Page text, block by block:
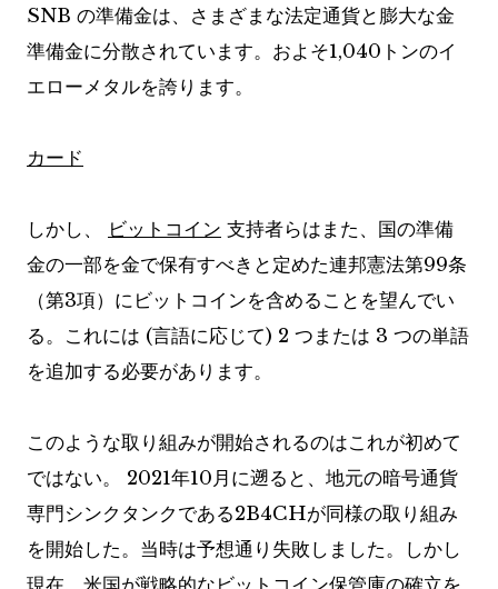
SNB の準備金は、さまざまな法定通貨と膨大な金
準備金に分散されています。およそ1,040トンのイ
エローメタルを誇ります。
カード
しかし、 ビットコイン 支持者らはまた、国の準備
金の一部を金で保有すべきと定めた連邦憲法第99条
（第3項）にビットコインを含めることを望んでい
る。これには (言語に応じて) 2 つまたは 3 つの単語
を追加する必要があります。
このような取り組みが開始されるのはこれが初めて
ではない。 2021年10月に遡ると、地元の暗号通貨
専門シンクタンクである2B4CHが同様の取り組み
を開始した。当時は予想通り失敗しました。しかし